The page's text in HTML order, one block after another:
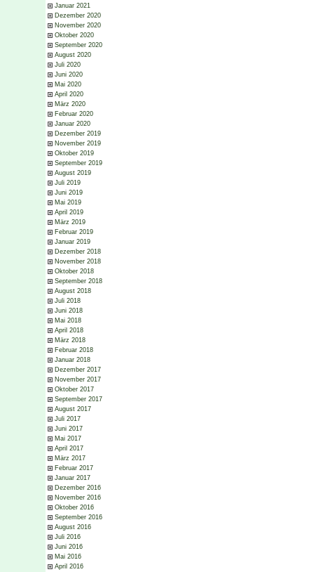
Januar 2021
Dezember 2020
November 2020
Oktober 2020
September 2020
August 2020
Juli 2020
Juni 2020
Mai 2020
April 2020
März 2020
Februar 2020
Januar 2020
Dezember 2019
November 2019
Oktober 2019
September 2019
August 2019
Juli 2019
Juni 2019
Mai 2019
April 2019
März 2019
Februar 2019
Januar 2019
Dezember 2018
November 2018
Oktober 2018
September 2018
August 2018
Juli 2018
Juni 2018
Mai 2018
April 2018
März 2018
Februar 2018
Januar 2018
Dezember 2017
November 2017
Oktober 2017
September 2017
August 2017
Juli 2017
Juni 2017
Mai 2017
April 2017
März 2017
Februar 2017
Januar 2017
Dezember 2016
November 2016
Oktober 2016
September 2016
August 2016
Juli 2016
Juni 2016
Mai 2016
April 2016